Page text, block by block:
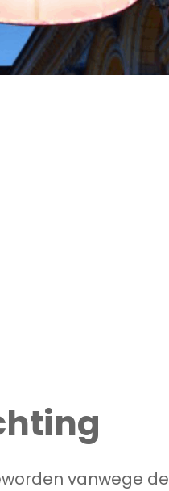
vanwege de